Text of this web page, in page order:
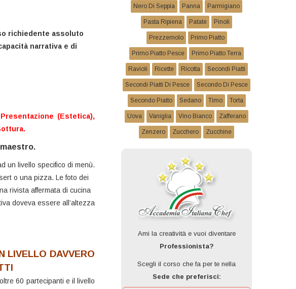
richiedente assoluto
narrativa e di
(Estetica),
un livello specifico di menù.
o una pizza. Le foto dei
rivista affermata di cucina
doveva essere all’altezza
LIVELLO DAVVERO
60 partecipanti e il livello
Nero Di Seppia Panna Parmigiano
Pasta Ripiena Patate Pinoli
Prezzemolo Primo Piatto
Primo Piatto Pesce Primo Piatto Terra
Ravioli Ricette Ricotta Secondi Piatti
Secondi Piatti Di Pesce Secondo Di Pesce
Secondo Piatto Sedano Timo Torta
Uova Vaniglia Vino Bianco Zafferano
Zenzero Zucchero Zucchine
Ami la creatività e vuoi diventare
Professionista?
Scegli il corso che fa per te nella
Sede che preferisci: